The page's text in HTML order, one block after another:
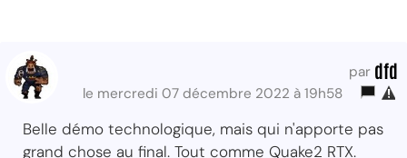
par dfd
le mercredi 07 décembre 2022 à 19h58
Belle démo technologique, mais qui n'apporte pas
grand chose au final. Tout comme Quake2 RTX.